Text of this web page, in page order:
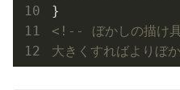
<!-- ぼかしの描
大きくすればよりぼ